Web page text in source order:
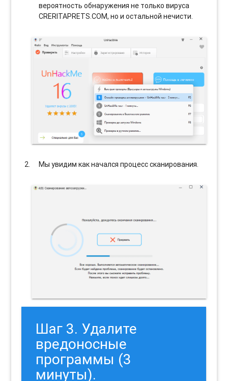
вероятность обнаружения не только вируса
CRERITAPRETS.COM, но и остальной нечисти.
Мы увидим как начался процесс сканирования.
Шаг 3. Удалите
вредоносные
программы (3
минуты).